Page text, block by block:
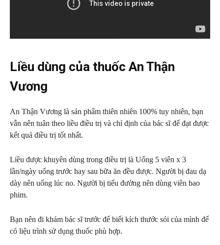
Liều dùng của thuốc An Thận
Vương
An Thận Vương là sản phẩm thiên nhiên 100% tuy nhiên, bạn
vẫn nên tuân theo liều điều trị và chỉ định của bác sĩ để đạt được
kết quả điều trị tốt nhất.
Liều được khuyên dùng trong điều trị là Uống 5 viên x 3
lần/ngày uống trước hay sau bữa ăn đều được. Người bị đau dạ
dày nên uống lúc no. Người bị tiểu đường nên dùng viên bao
phim.
Bạn nên đi khám bác sĩ trước để biết kích thước sỏi của mình để
có liệu trình sử dụng thuốc phù hợp.